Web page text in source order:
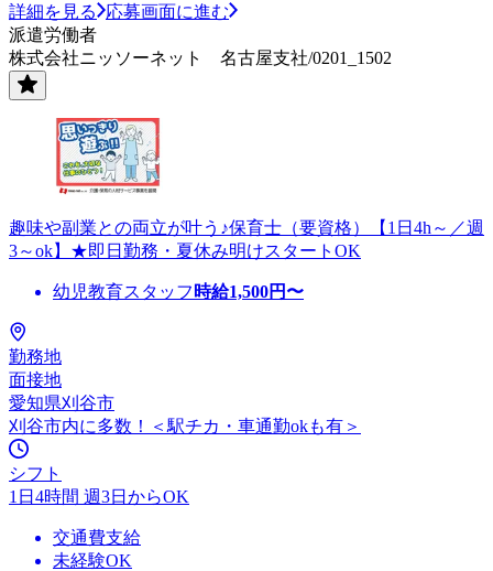
詳細を見る
応募画面に進む
派遣労働者
株式会社ニッソーネット 名古屋支社/0201_1502
趣味や副業との両立が叶う♪保育士（要資格）【1日4h～／週
3～ok】★即日勤務・夏休み明けスタートOK
幼児教育スタッフ 時給1,500円〜
勤務地
面接地
愛知県刈谷市
刈谷市内に多数！＜駅チカ・車通勤okも有＞
シフト
1日4時間 週3日からOK
交通費支給
未経験OK